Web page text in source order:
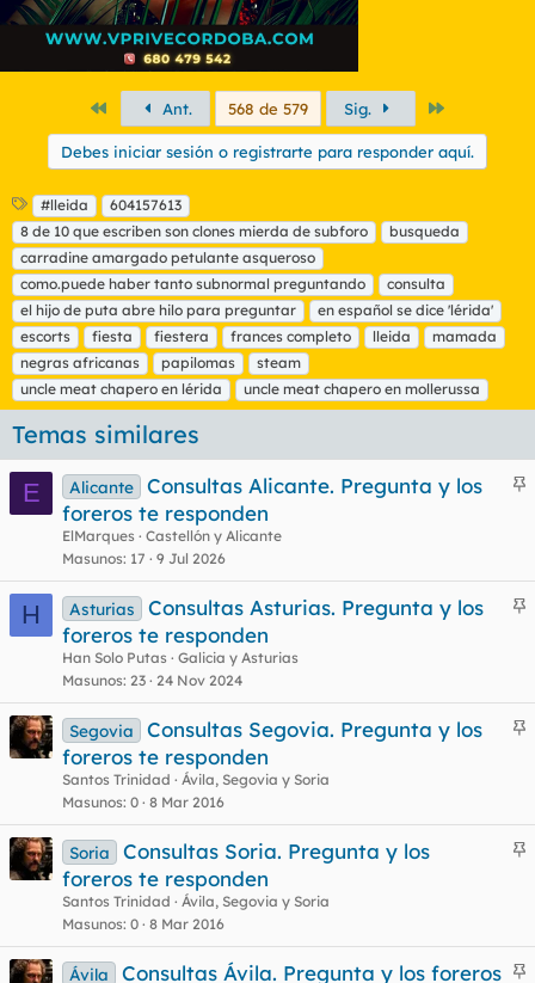
PrimeroAnt. 568 de 579 Sig.
Debes iniciar sesión o registrarte para responder aquí.
E
t
i
q
u
e
t
a
s
#lleida
604157613
8 de 10 que escriben son clones mierda de subforo
busqueda
carradine amargado petulante asqueroso
como.puede haber tanto subnormal preguntando
consulta
el hijo de puta abre hilo para preguntar
en español se dice 'lérida'
escorts
fiesta fiestera frances completo lleida
mamada
negras africanas
papilomas
steam
uncle meat chapero en lérida
uncle meat chapero en mollerussa
Temas similares
E
a
d
Alicante
Consultas Alicante. Pregunta y los
foreros te responden
ElMarques Castellón y Alicante
Masunos 17 9 Jul 2026
H
a
d
Asturias
Consultas Asturias. Pregunta y los
foreros te responden
Han Solo Putas Galicia y Asturias
Masunos 23 24 Nov 2024
a
d
Segovia
Consultas Segovia. Pregunta y los
foreros te responden
Santos Trinidad
Ávila, Segovia y Soria
Masunos 0 8 Mar 2016
a
d
Soria
Consultas Soria. Pregunta y los
foreros te responden
Santos Trinidad
Ávila, Segovia y Soria
Masunos 0 8 Mar 2016
Ávila
Consultas Ávila. Pregunta y los foreros